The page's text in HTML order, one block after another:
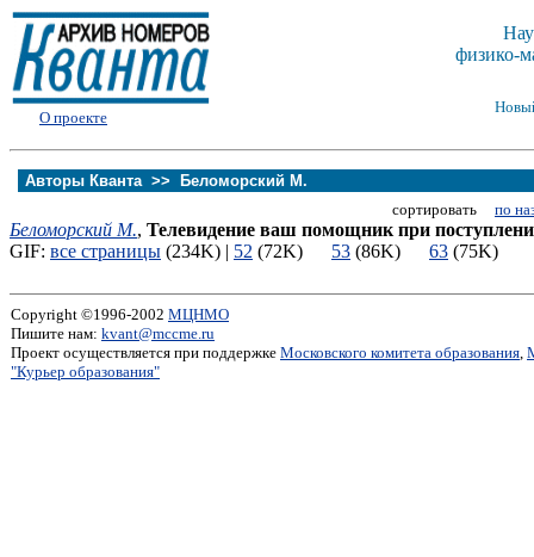
О проекте
физико-
Авторы Кванта >>
Беломорский М.
сортировать по
Беломорский М., Телевидение ваш помощник при
GIF: все страницы (234K) | 52 (72K) 53 (86K) 63 (75K)
Copyright ©1996-2002 МЦНМО
Пишите нам: kvant@mccme.ru
Проект осуществляется при поддержке Московского комитета образования,
"Курьер образования"